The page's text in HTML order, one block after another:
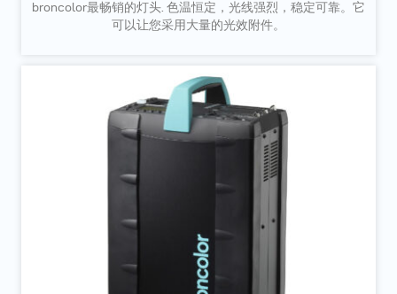
broncolor最畅销的灯头. 色温恒定，光线强烈，稳定可靠。它
可以让您采用大量的光效附件。